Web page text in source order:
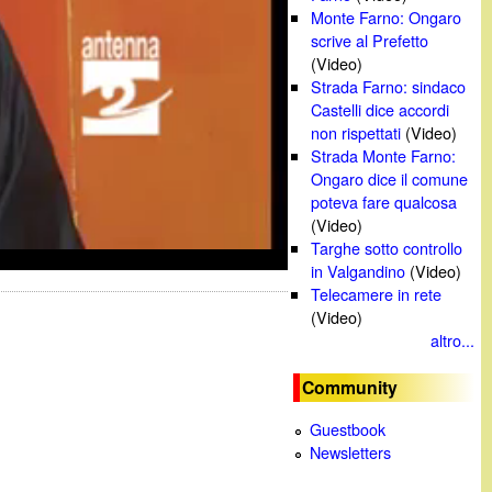
Monte Farno: Ongaro
scrive al Prefetto
(Video)
Strada Farno: sindaco
Castelli dice accordi
non rispettati (Video)
Strada Monte Farno:
Ongaro dice il comune
poteva fare qualcosa
(Video)
Targhe sotto controllo
in Valgandino (Video)
Telecamere in rete
(Video)
altro...
Community
Guestbook
Newsletters